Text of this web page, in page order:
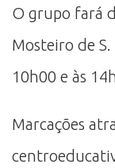
O grupo fará
Mosteiro de
10h00 e às
Marcações